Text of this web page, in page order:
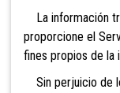
La información
proporcione el
fines propios de la
Sin perjuicio de